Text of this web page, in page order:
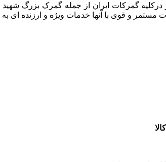
درکلیه گمرکات ایران از جمله گمرک بزرگ
و قوی با آنها خدمات ویژه و ارزنده ای به